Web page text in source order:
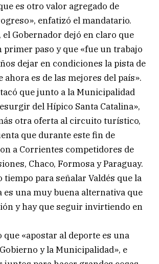
es otro valor agregado de
enfatizó el mandatario.
el Gobernador dejó en claro que
primer paso y que «fue un trabajo
dejar en condiciones la pista de
ahora es de las mejores del país».
que junto a la Municipalidad
del Hípico Santa Catalina»,
otra oferta al circuito turístico,
que durante este fin de
a Corrientes competidores de
Chaco, Formosa y Paraguay.
tiempo para señalar Valdés que la
es una muy buena alternativa que
y hay que seguir invirtiendo en
que «apostar al deporte es una
y la Municipalidad», e